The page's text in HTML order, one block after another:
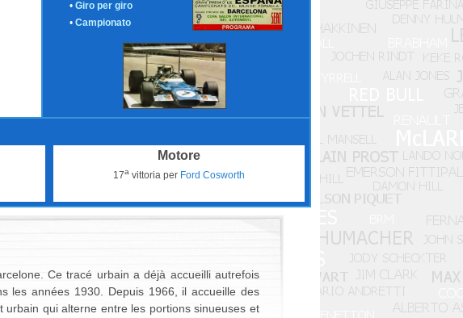
• Giro per giro
• Campionato
Motore
17a vittoria per Ford Cosworth
Ce tracé urbain a déjà accueilli autrefois
les années 1930. Depuis 1966, il accueille des
qui alterne entre les portions sinueuses et